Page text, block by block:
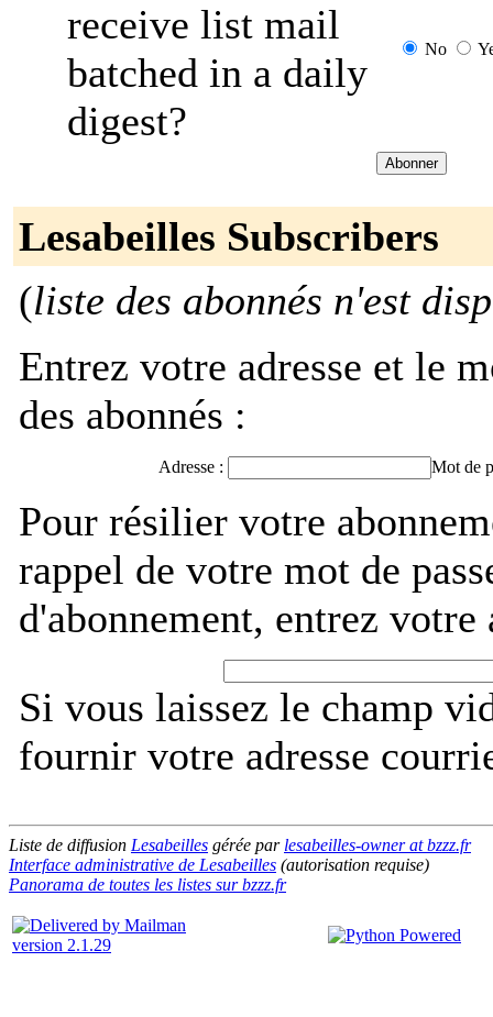
receive list mail
batched in a daily
digest?
No
Lesabeilles Subscribers
(liste des abonnés n'est
Entrez votre adresse et le
des abonnés :
Adresse : Mot de
Pour résilier votre
rappel de votre mot de
d'abonnement, entrez
Si vous laissez le champ
fournir votre adresse
Liste de diffusion Lesabeilles gérée par lesabeilles-owner at bzzz.fr
Interface administrative de Lesabeilles (autorisation requise)
Panorama de toutes les listes sur bzzz.fr
version 2.1.29